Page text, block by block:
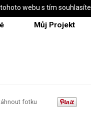
Můj Projekt
fotku
webu s tím souhlasíte.